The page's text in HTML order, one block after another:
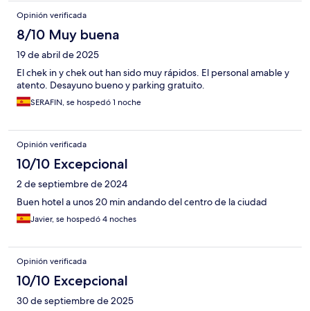
Opinión verificada
8/10 Muy buena
19 de abril de 2025
El chek in y chek out han sido muy rápidos. El personal amable y
atento. Desayuno bueno y parking gratuito.
SERAFIN, se hospedó 1 noche
Opinión verificada
10/10 Excepcional
2 de septiembre de 2024
Buen hotel a unos 20 min andando del centro de la ciudad
Javier, se hospedó 4 noches
Opinión verificada
10/10 Excepcional
30 de septiembre de 2025